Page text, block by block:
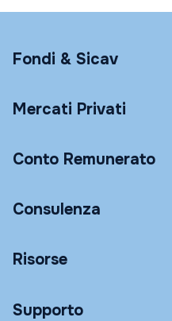
Fondi & Sicav
Mercati Privati
Conto Remunerato
Consulenza
Risorse
Supporto